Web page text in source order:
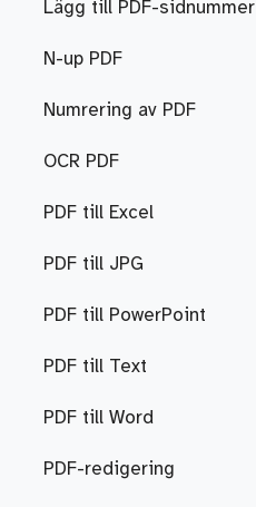
Lägg till PDF-sidnummer
N-up PDF
Numrering av PDF
OCR PDF
PDF till Excel
PDF till JPG
PDF till PowerPoint
PDF till Text
PDF till Word
PDF-redigering